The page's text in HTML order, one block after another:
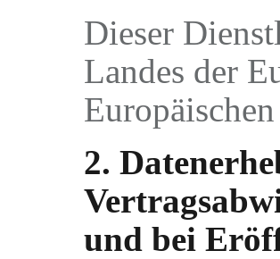
Dieser
Landes der
2.
und bei